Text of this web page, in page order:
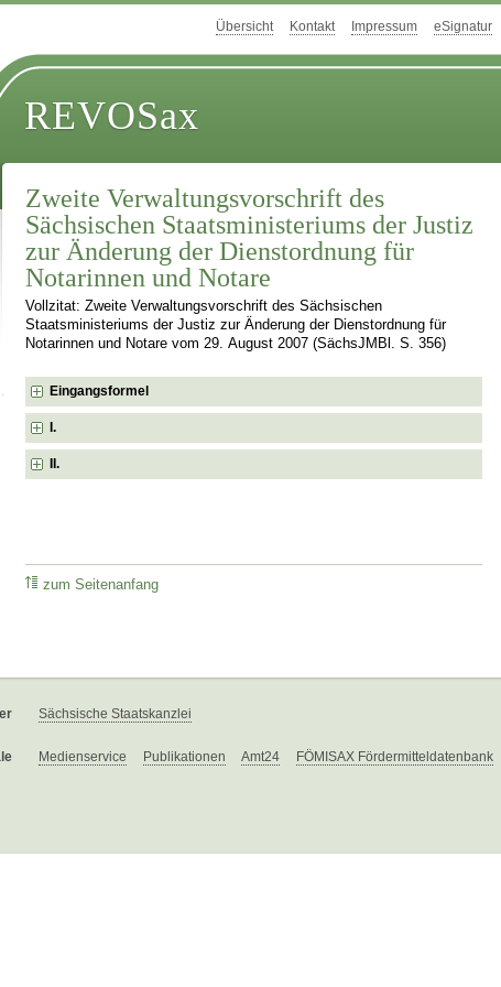
Übersicht Kontakt Impressum eSignatur
REVOSax
Zweite Verwaltungsvorschrift des
Sächsischen Staatsministeriums der Justiz
zur Änderung der Dienstordnung für
Notarinnen und Notare
Vollzitat: Zweite Verwaltungsvorschrift des Sächsischen
Staatsministeriums der Justiz zur Änderung der Dienstordnung für
Notarinnen und Notare vom 29. August 2007 (SächsJMBl. S. 356)
Eingangsformel
I.
II.
zum Seitenanfang
Sächsische Staatskanzlei
Medienservice Publikationen Amt24 FÖMISAX Fördermitteldatenbank